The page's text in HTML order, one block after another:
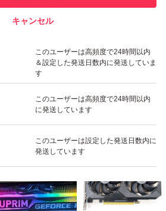
示であり、発送を保証しているものではあり
このユーザーは高頻度で24時間以内
＆設定した発送日数内に発送していま
す
このユーザーは高頻度で24時間以内
に発送しています
このユーザーは設定した発送日数内に
発送しています
キャンセル